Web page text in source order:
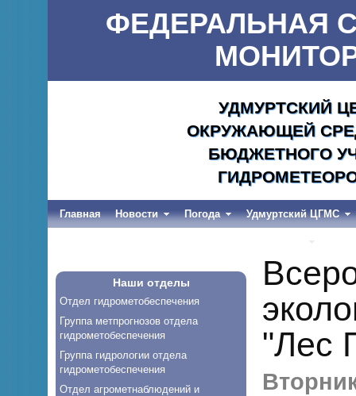
ФЕДЕРАЛЬНАЯ
УДМУРТСКИЙ
ОКРУЖАЮЩЕЙ
БЮДЖЕТНОГО
Главная Новости Погода Удмуртский ЦГМС
Наши отделы
Отдел гидрометобеспечения
Группа метпрогнозов отдела
гидрометобеспечения
Группа гидрологии отдела
гидрометобеспечения
Отдел агрометнаблюдений и
"Лес